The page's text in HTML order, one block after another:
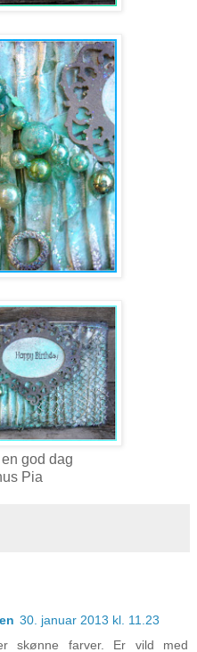
god dag
Pia
30. januar 2013 kl. 11.23
skønne farver. Er vild med